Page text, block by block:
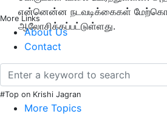
More Links
About Us
Contact
#Top on Krishi Jagran
More Topics
என்னென்ன நடவடிக்கைகள்
ஆலோசிக்கப்பட்டுள்ளது.